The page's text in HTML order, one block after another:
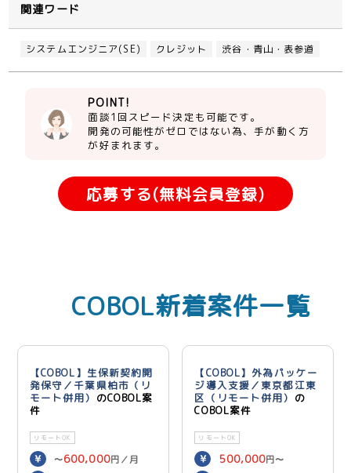
関連ワード
システムエンジニア(SE) クレジット 渋谷・青山・表参道
POINT!
面談1回スピード決定も可能です。
開発の可能性がゼロではない為、手が動く方
が好まれます。
応募する(無料会員登録)
COBOL新着案件一覧
【COBOL】生保新契約開
発保守／千葉県柏市（リ
モート併用） のCOBOL案
件
リモートOK
〜600,000円／月
【COBOL】外為パッケー
ジ導入支援／東京都江東
区（リモート併用） の
COBOL案件
リモートOK
500,000円〜